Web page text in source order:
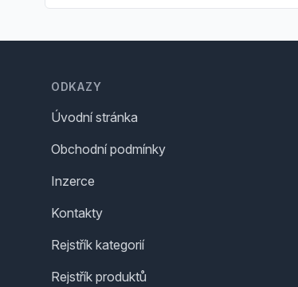
ODKAZY
Úvodní stránka
Obchodní podmínky
Inzerce
Kontakty
Rejstřík kategorií
Rejstřík produktů